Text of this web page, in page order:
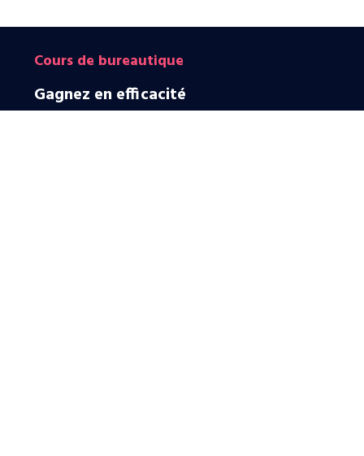
Cours de bureautique
Gagnez en efficacité